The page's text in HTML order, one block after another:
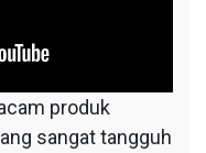
produk
sangat tangguh